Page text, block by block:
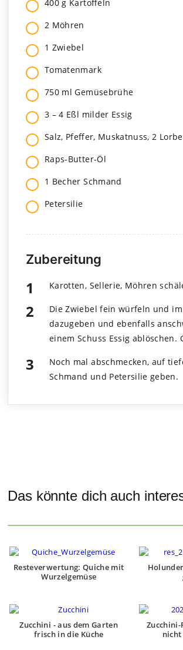
400 g Kar­tof­feln
2 Möh­ren
1 Zwie­bel
Toma­ten­mark
750 ml Gemü­se­brühe
3 – 4 Eßl mil­der Essig
Salz, Pfef­fer, Mus­kat­nuss, 2
Raps-But­ter-Öl
1 Becher Schmand
Peter­si­lie
Zubereitung
Karot­ten, Sel­le­rie, Möh­ren
Die Zwie­bel fein wür­feln und
dazu­ge­ben und eben­falls
einem Schuss Essig ablö­schen.
Noch mal abschme­cken, auf
Schmand und Peter­si­lie geben.
Das könnte dich auch
Resteverwertung: Quiche mit
Wurzelgemüse
Zucchini - aus dem Garten
frisch in die Küche
Zucchini-
nicht